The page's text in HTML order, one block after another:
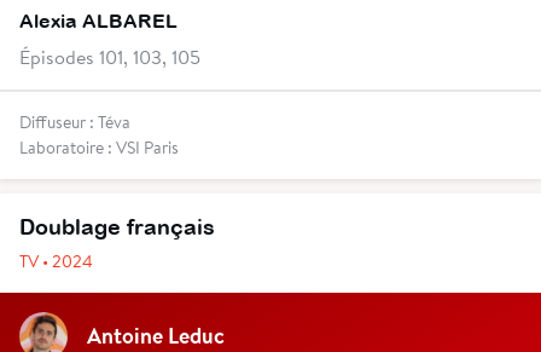
Alexia ALBAREL
Épisodes 101, 103, 105
Diffuseur : Téva
Laboratoire : VSI Paris
Doublage français
TV • 2024
Antoine Leduc